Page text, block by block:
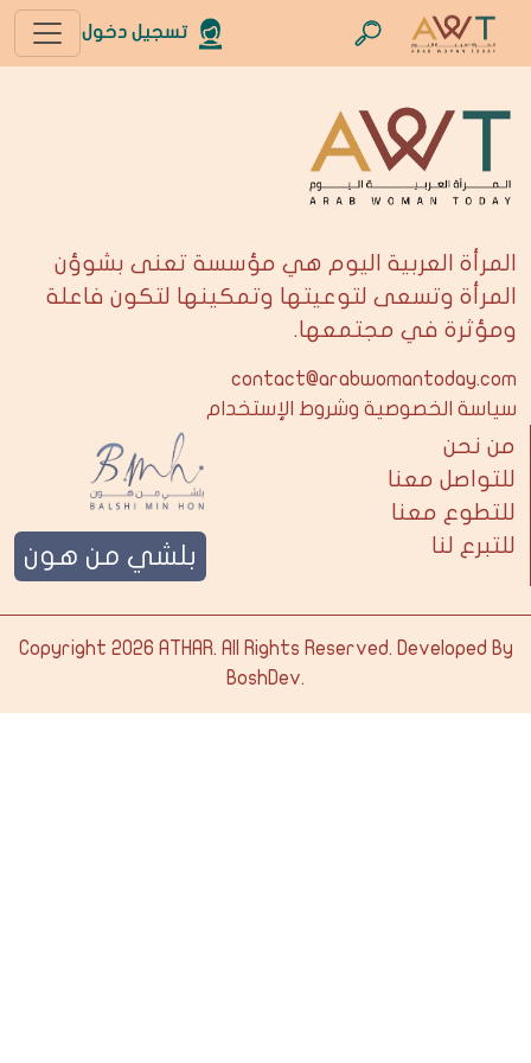
تسجيل دخول
المرأة العربية اليوم هي مؤسسة تعنى بشوؤن
المرأة وتسعى لتوعيتها وتمكينها لتكون فاعلة
ومؤثرة في مجتمعها.
contact@arabwomantoday.com
سياسة الخصوصية وشروط الإستخدام
من نحن
للتواصل معنا
للتطوع معنا
للتبرع لنا
بلشي من هون
Copyright 2026 ATHAR. All Rights Reserved. Developed By
BoshDev.